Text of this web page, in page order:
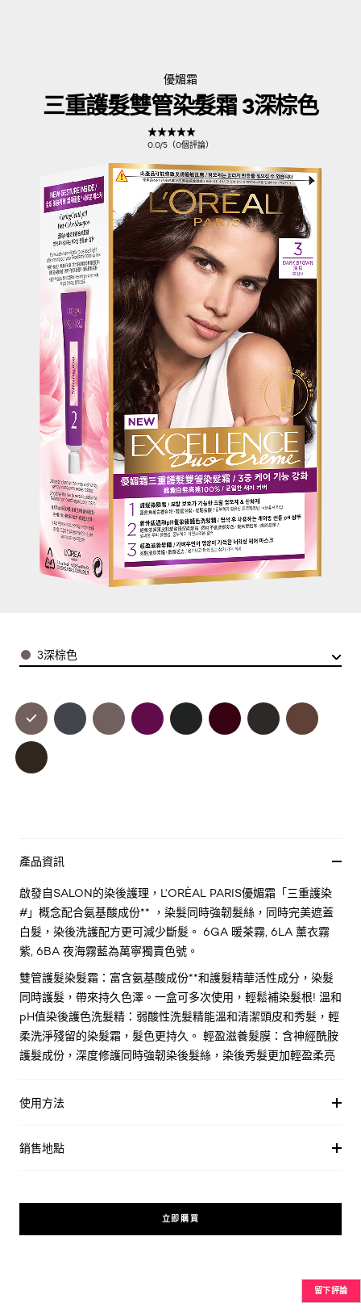
優媚霜
三重護髮雙管染髮霜 3深棕色
0.0/5（0個評論）
Color3深棕色
產品資訊
啟發自SALON的染後護理，L‘ORÈAL PARIS優媚霜「三重護染
#」概念配合氨基酸成份** ，染髮同時強韌髮絲，同時完美遮蓋
白髮，染後洗護配方更可減少斷髮。 6GA 暖茶霧, 6LA 薰衣霧
紫, 6BA 夜海霧藍為萬寧獨賣色號。
雙管護髮染髮霜：富含氨基酸成份**和護髮精華活性成分，染髮
同時護髮，帶來持久色澤。一盒可多次使用，輕鬆補染髮根! 溫和
pH值染後護色洗髮精：弱酸性洗髮精能溫和清潔頭皮和秀髮，輕
柔洗淨殘留的染髮霜，髮色更持久。 輕盈滋養髮膜：含神經酰胺
護髮成份，深度修護同時強韌染後髮絲，染後秀髮更加輕盈柔亮
使用方法
銷售地點
立即購買
留下評論